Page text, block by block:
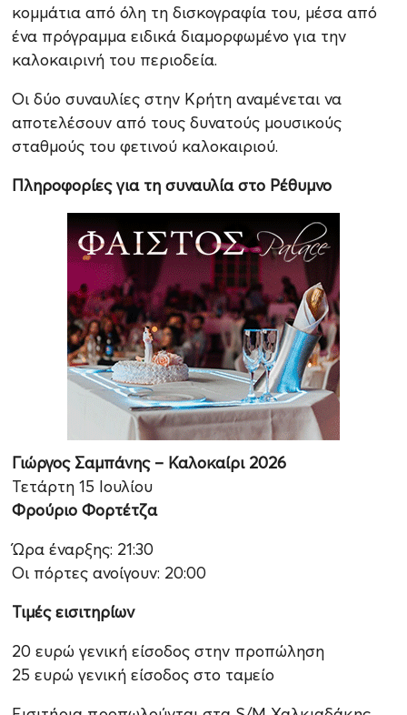
κομμάτια από όλη τη δισκογραφία του, μέσα από
ένα πρόγραμμα ειδικά διαμορφωμένο για την
καλοκαιρινή του περιοδεία.
Οι δύο συναυλίες στην Κρήτη αναμένεται να
αποτελέσουν από τους δυνατούς μουσικούς
σταθμούς του φετινού καλοκαιριού.
Πληροφορίες για τη συναυλία στο Ρέθυμνο
Γιώργος Σαμπάνης – Καλοκαίρι 2026
Τετάρτη 15 Ιουλίου
Φρούριο Φορτέτζα
Ώρα έναρξης: 21:30
Οι πόρτες ανοίγουν: 20:00
Τιμές εισιτηρίων
20 ευρώ γενική είσοδος στην προπώληση
25 ευρώ γενική είσοδος στο ταμείο